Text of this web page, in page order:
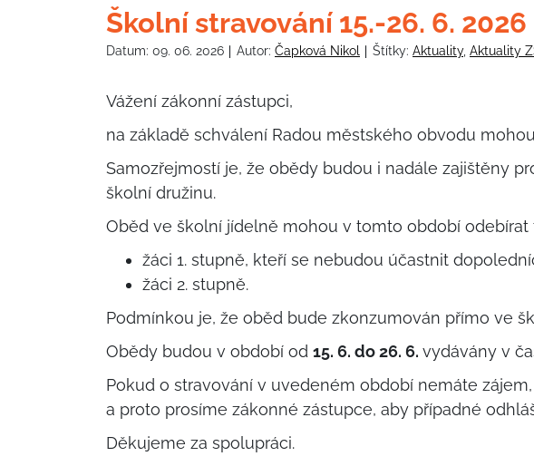
Školní stravování 15.-26. 6. 2026
Datum: 09. 06. 2026 Autor: Čapková Nikol Štítky: Aktuality, Aktuality
Vážení zákonní zástupci,
na základě schválení Radou městského obvodu
Samozřejmostí je, že obědy budou i nadále zajištěny
školní družinu.
Oběd ve školní jídelně mohou v tomto období odebírat
žáci 1. stupně, kteří se nebudou účastnit
žáci 2. stupně.
Podmínkou je, že oběd bude zkonzumován přímo ve
Obědy budou v období od 15. 6. do 26. 6. vydávány v
Pokud o stravování v uvedeném období nemáte
a proto prosíme zákonné zástupce, aby případné
Děkujeme za spolupráci.